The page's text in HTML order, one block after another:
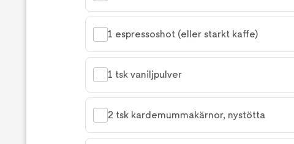
1 espressoshot (eller starkt kaffe)
1 tsk vaniljpulver
2 tsk kardemummakärnor, nystötta